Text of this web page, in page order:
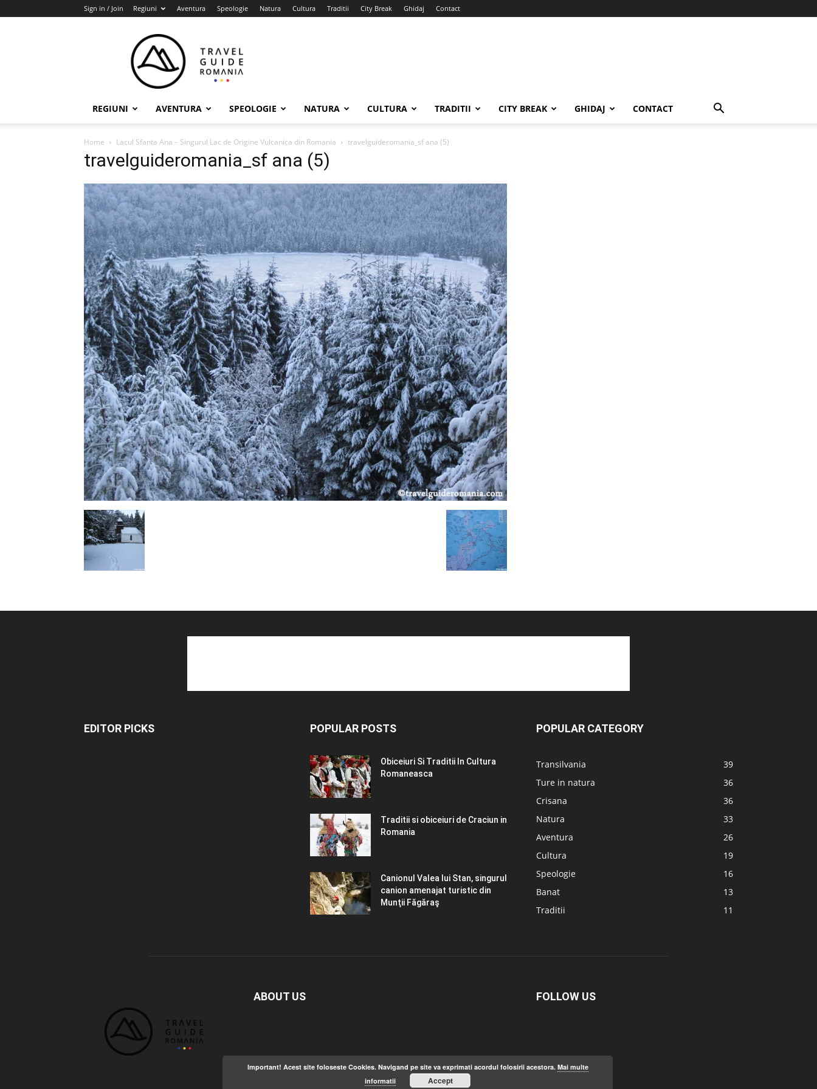
Sign in / Join Regiuni Aventura Speologie Natura Cultura Traditii City Break Ghidaj Contact
Guide
Romania
REGIUNI AVENTURA SPEOLOGIE NATURA CULTURA TRADITII CITY BREAK GHIDAJ CONTACT
Home Lacul Sfanta Ana – Singurul Lac de Origine Vulcanica din Romania travelguideromania_sf ana (5)
travelguideromania_sf ana (5)
EDITOR PICKS POPULAR POSTS
Obiceiuri Si Traditii In Cultura
Romaneasca
Traditii si obiceiuri de Craciun in
Romania
Canionul Valea lui Stan, singurul
canion amenajat turistic din
Munţii Făgăraş
POPULAR CATEGORY
Transilvania
39
Ture in natura
36
Crisana
36
Natura
33
Aventura
26
Cultura
19
Speologie
16
Banat
13
Traditii
11
ABOUT US FOLLOW US
Important! Acest site foloseste Cookies. Navigand pe site va exprimati acordul folosirii acestora. Mai multe
informatii
Accept